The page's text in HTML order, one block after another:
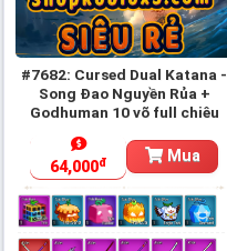
#7682: Cursed Dual Katana -
Song Đao Nguyền Rủa +
Godhuman 10 võ full chiêu
64,000đ Mua